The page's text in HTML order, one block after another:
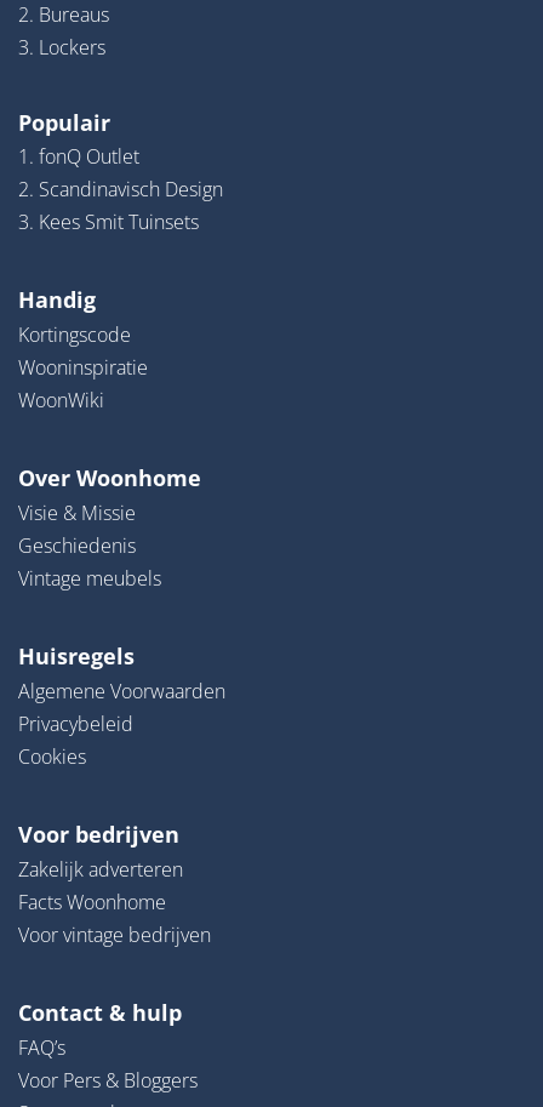
2. Bureaus
3. Lockers
Populair
1. fonQ Outlet
2. Scandinavisch Design
3. Kees Smit Tuinsets
Handig
Kortingscode
Wooninspiratie
WoonWiki
Over Woonhome
Visie & Missie
Geschiedenis
Vintage meubels
Huisregels
Algemene Voorwaarden
Privacybeleid
Cookies
Voor bedrijven
Zakelijk adverteren
Facts Woonhome
Voor vintage bedrijven
Contact & hulp
FAQ’s
Voor Pers & Bloggers